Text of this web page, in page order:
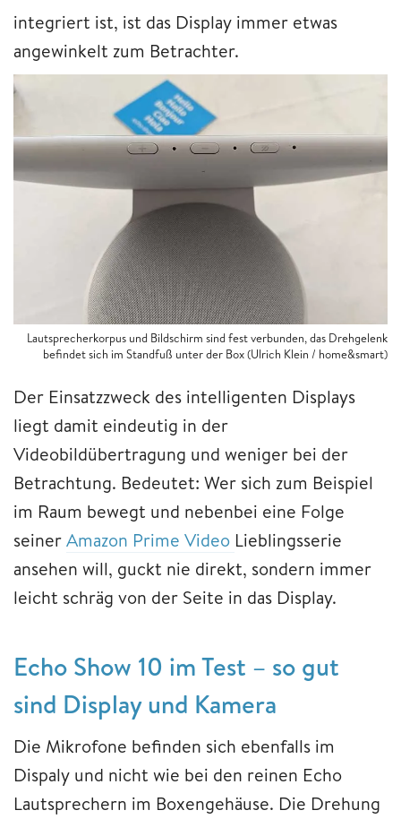
integriert ist, ist das Display immer etwas
angewinkelt zum Betrachter.
Lautsprecherkorpus und Bildschirm sind fest verbunden, das Drehgelenk
befindet sich im Standfuß unter der Box (Ulrich Klein / home&smart)
Der Einsatzzweck des intelligenten Displays
liegt damit eindeutig in der
Videobildübertragung und weniger bei der
Betrachtung. Bedeutet: Wer sich zum Beispiel
im Raum bewegt und nebenbei eine Folge
seinerAmazon Prime Video Lieblingsserie
ansehen will, guckt nie direkt, sondern immer
leicht schräg von der Seite in das Display.
Echo Show 10 im Test – so gut
sind Display und Kamera
Die Mikrofone befinden sich ebenfalls im
Dispaly und nicht wie bei den reinen Echo
Lautsprechern im Boxengehäuse. Die Drehung